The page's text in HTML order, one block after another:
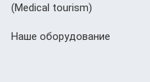
(Мedical tourism)
Наше оборудование